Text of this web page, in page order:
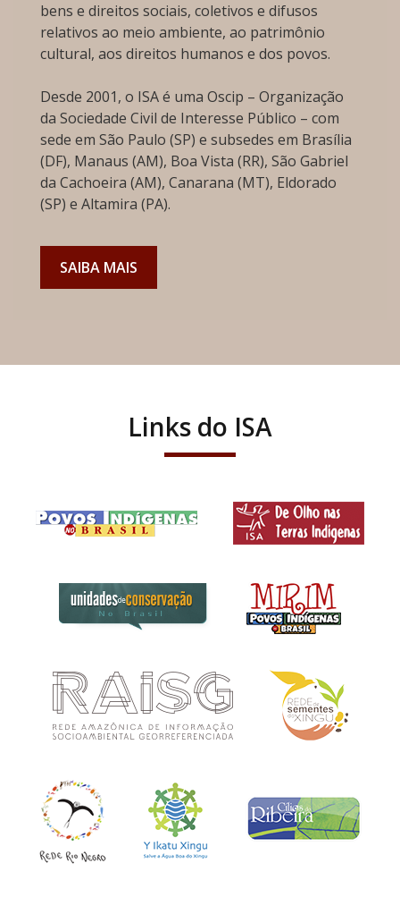
bens e direitos sociais, coletivos e difusos
relativos ao meio ambiente, ao patrimônio
cultural, aos direitos humanos e dos povos.
Desde 2001, o ISA é uma Oscip – Organização
da Sociedade Civil de Interesse Público – com
sede em São Paulo (SP) e subsedes em Brasília
(DF), Manaus (AM), Boa Vista (RR), São Gabriel
da Cachoeira (AM), Canarana (MT), Eldorado
(SP) e Altamira (PA).
SAIBA MAIS
Links do ISA